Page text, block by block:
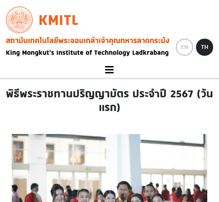
Skip to main content
KMITL
Image
EN TH
พิธีพระราชทานปริญญาบัตร ประจำปี 2567 (วัน
แรก)